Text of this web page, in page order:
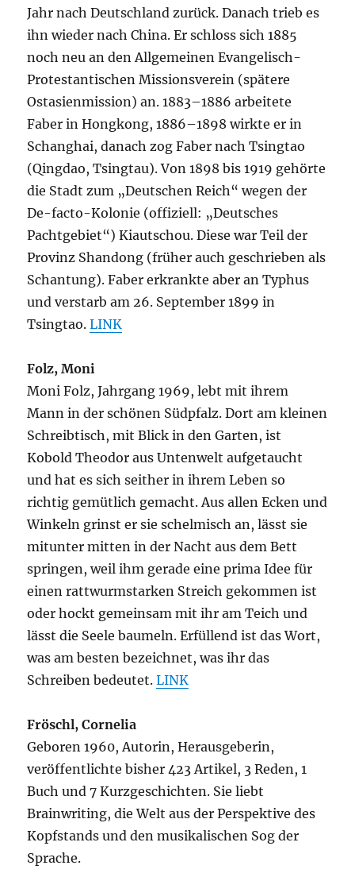
Jahr nach Deutschland zurück. Danach trieb es
ihn wieder nach China. Er schloss sich 1885
noch neu an den Allgemeinen Evangelisch-
Protestantischen Missionsverein (spätere
Ostasienmission) an. 1883–1886 arbeitete
Faber in Hongkong, 1886–1898 wirkte er in
Schanghai, danach zog Faber nach Tsingtao
(Qingdao, Tsingtau). Von 1898 bis 1919 gehörte
die Stadt zum „Deutschen Reich“ wegen der
De-facto-Kolonie (offiziell: „Deutsches
Pachtgebiet“) Kiautschou. Diese war Teil der
Provinz Shandong (früher auch geschrieben als
Schantung). Faber erkrankte aber an Typhus
und verstarb am 26. September 1899 in
Tsingtao.LINK
Folz, Moni
Moni Folz, Jahrgang 1969, lebt mit ihrem
Mann in der schönen Südpfalz. Dort am kleinen
Schreibtisch, mit Blick in den Garten, ist
Kobold Theodor aus Untenwelt aufgetaucht
und hat es sich seither in ihrem Leben so
richtig gemütlich gemacht. Aus allen Ecken und
Winkeln grinst er sie schelmisch an, lässt sie
mitunter mitten in der Nacht aus dem Bett
springen, weil ihm gerade eine prima Idee für
einen rattwurmstarken Streich gekommen ist
oder hockt gemeinsam mit ihr am Teich und
lässt die Seele baumeln. Erfüllend ist das Wort,
was am besten bezeichnet, was ihr das
Schreiben bedeutet.LINK
Fröschl, Cornelia
Geboren 1960, Autorin, Herausgeberin,
veröffentlichte bisher 423 Artikel, 3 Reden, 1
Buch und 7 Kurzgeschichten. Sie liebt
Brainwriting, die Welt aus der Perspektive des
Kopfstands und den musikalischen Sog der
Sprache.